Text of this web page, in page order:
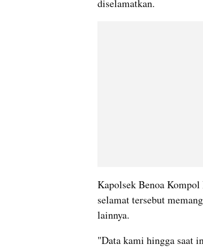
diselamatkan.
Kapolsek Benoa
selamat tersebut
lainnya.
"Data kami hingga saat